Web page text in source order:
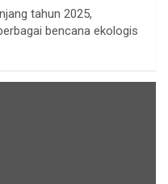
tahun 2025,
bencana ekologis